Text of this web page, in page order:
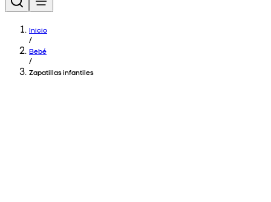
Inicio
/
Bebé
/
Zapatillas infantiles